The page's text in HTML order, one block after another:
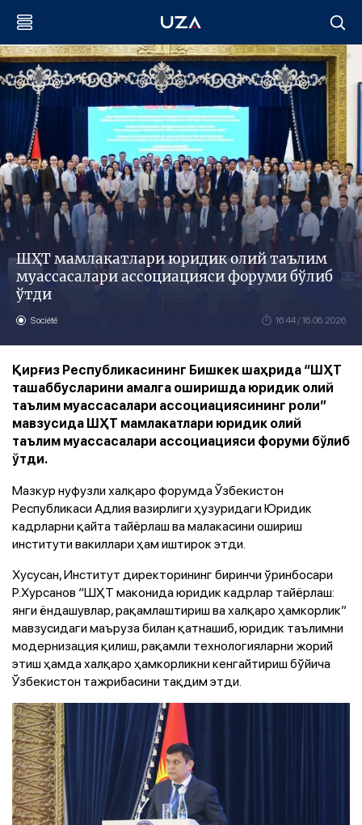
ШҲТ мамлакатлари юридик олий таълим
муассасалари ассоциацияси форуми бўлиб
ўтди
Société 16:44 / 16.06.2026
Қирғиз Республикасининг Бишкек шаҳрида “ШҲТ
ташаббусларини амалга оширишда юридик олий
таълим муассасалари ассоциациясининг роли”
мавзусида ШҲТ мамлакатлари юридик олий
таълим муассасалари ассоциацияси форуми бўлиб
ўтди.
Мазкур нуфузли халқаро форумда Ўзбекистон
Республикаси Адлия вазирлиги ҳузуридаги Юридик
кадрларни қайта тайёрлаш ва малакасини ошириш
институти вакиллари ҳам иштирок этди.
Хусусан, Институт директорининг биринчи ўринбосари
Р.Хурсанов “ШҲТ маконида юридик кадрлар тайёрлаш:
янги ёндашувлар, рақамлаштириш ва халқаро ҳамкорлик”
мавзусидаги маъруза билан қатнашиб, юридик таълимни
модернизация қилиш, рақамли технологияларни жорий
этиш ҳамда халқаро ҳамкорликни кенгайтириш бўйича
Ўзбекистон тажрибасини тақдим этди.